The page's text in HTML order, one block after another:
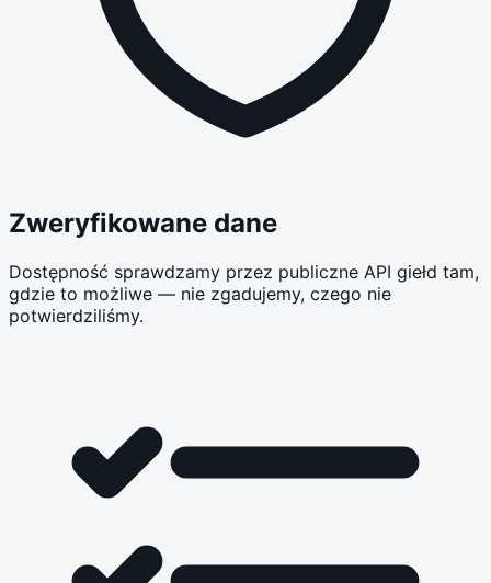
Zweryfikowane dane
Dostępność sprawdzamy przez publiczne API giełd tam,
gdzie to możliwe — nie zgadujemy, czego nie
potwierdziliśmy.